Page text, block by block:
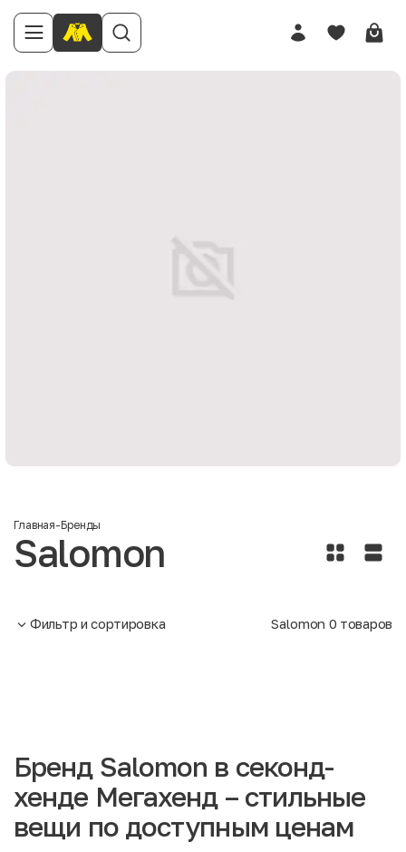
Главная-Бренды
Salomon
Фильтр и сортировка Salomon 0 товаров
Бренд Salomon в секонд-
хенде Мегахенд – стильные
вещи по доступным ценам